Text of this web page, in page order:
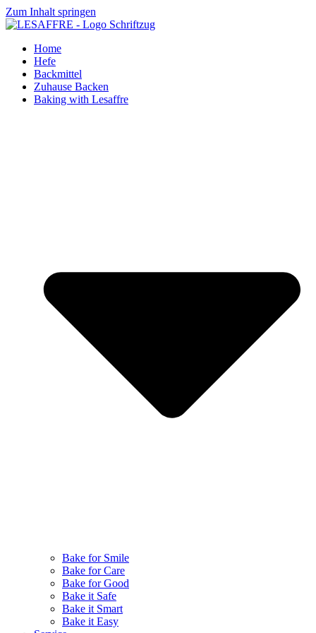
Zum Inhalt springen
Home
Hefe
Backmittel
Zuhause Backen
Baking with Lesaffre
Bake for Smile
Bake for Care
Bake for Good
Bake it Safe
Bake it Smart
Bake it Easy